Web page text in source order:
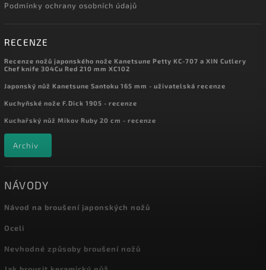
Podmínky ochrany osobních údajů
RECENZE
Recenze nožů japonského nože Kanetsune Petty KC-707 a XIN Cutlery
Chef knife 304Cu Red 210 mm XC102
Japonský nůž Kanetsune Santoku 165 mm - uživatelská recenze
Kuchyňské nože F.Dick 1905 - recenze
Kuchařský nůž Mikov Ruby 20 cm - recenze
Archiv
NÁVODY
Návod na broušení japonských nožů
Oceli
Nevhodné způsoby broušení nožů